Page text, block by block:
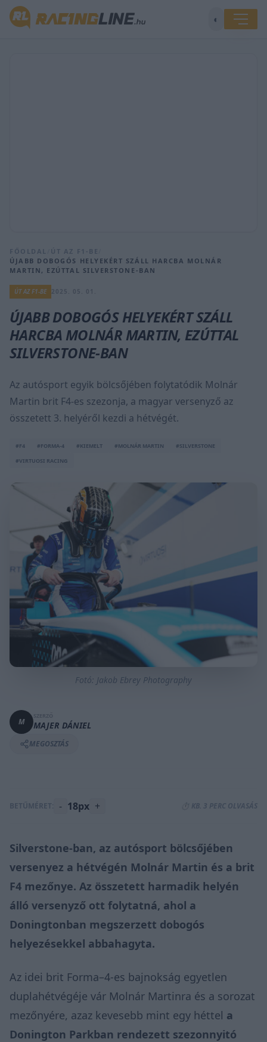
◐
FŐOLDAL ÚT AZ F1-BE
ÚJABB DOBOGÓS HELYEKÉRT SZÁLL HARCBA MOLNÁR
MARTIN, EZÚTTAL SILVERSTONE-BAN
ÚT AZ F1-BE
ÚJABB DOBOGÓS HELYEKÉRT SZÁLL
HARCBA MOLNÁR MARTIN, EZÚTTAL
SILVERSTONE-BAN
Az autósport egyik bölcsőjében folytatódik Molnár
Martin brit F4-es szezonja, a magyar versenyző az
összetett 3. helyéről kezdi a hétvégét.
#F4 #FORMA-4 #KIEMELT #MOLNÁR MARTIN
#SILVERSTONE
#VIRTUOSI RACING
Fotó: Jakob Ebrey Photography
M MAJER DÁNIEL
MEGOSZTÁS
BETŰMÉRET: - 18px + ⏱️ KB. 3 PERC OLVASÁS
Silverstone-ban, az autósport bölcsőjében
versenyez a hétvégén Molnár Martin és a brit
F4 mezőnye. Az összetett harmadik helyén
álló versenyző ott folytatná, ahol a
Doningtonban megszerzett dobogós
helyezésekkel abbahagyta.
Az idei brit Forma–4-es bajnokság egyetlen
duplahétvégéje vár Molnár Martinra és a sorozat
mezőnyére, azaz kevesebb mint egy héttel a
Donington Parkban rendezett szezonnyitó